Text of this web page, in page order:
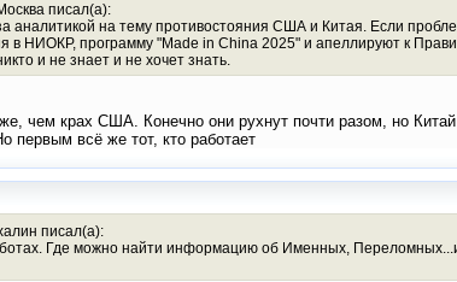
писал(а):
аналитикой на тему противостояния США и Китая. Если
НИОКР, программу "Made in China 2025" и апеллируют к
и не знает и не хочет знать.
чем крах США. Конечно они рухнут почти разом, но
первым всё же тот, кто работает
писал(а):
Где можно найти информацию об Именных,